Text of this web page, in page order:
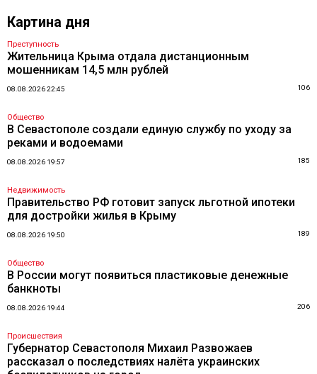
Картина дня
Преступность
Жительница Крыма отдала дистанционным
мошенникам 14,5 млн рублей
08.08.2026 22:45 106
Общество
В Севастополе создали единую службу по уходу за
реками и водоемами
08.08.2026 19:57 185
Недвижимость
Правительство РФ готовит запуск льготной ипотеки
для достройки жилья в Крыму
08.08.2026 19:50 189
Общество
В России могут появиться пластиковые денежные
банкноты
08.08.2026 19:44 206
Происшествия
Губернатор Севастополя Михаил Развожаев
рассказал о последствиях налёта украинских